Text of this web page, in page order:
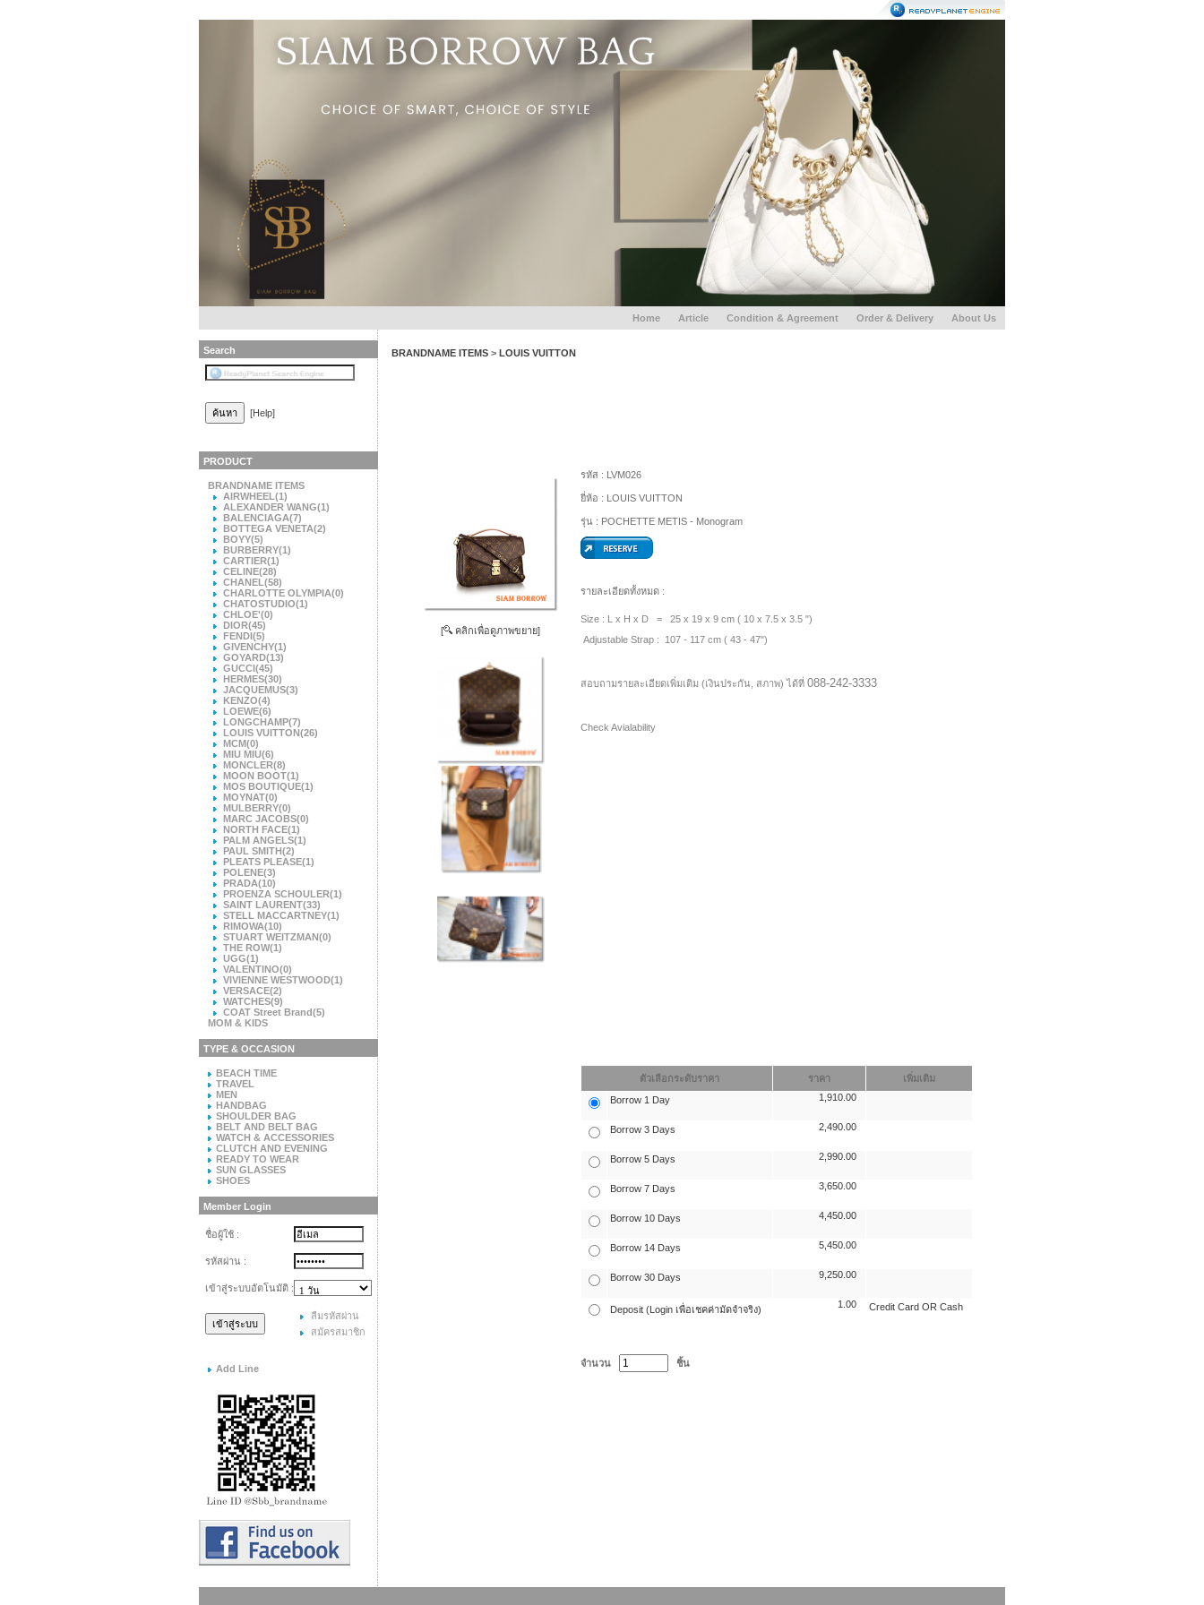
Home Article Condition & Agreement Order & Delivery About Us
Search
[Help]
PRODUCT
BRANDNAME ITEMS
AIRWHEEL (1)
ALEXANDER WANG(1)
BALENCIAGA(7)
BOTTEGA VENETA(2)
BOYY(5)
BURBERRY(1)
CARTIER(1)
CELINE(28)
CHANEL (58)
CHARLOTTE OLYMPIA(0)
CHATOSTUDIO(1)
CHLOE'(0)
DIOR(45)
FENDI(5)
GIVENCHY(1)
GOYARD(13)
GUCCI(45)
HERMES(30)
JACQUEMUS(3)
KENZO(4)
LOEWE(6)
LONGCHAMP(7)
LOUIS VUITTON(26)
MCM(0)
MIU MIU(6)
MONCLER(8)
MOON BOOT(1)
MOS BOUTIQUE(1)
MOYNAT(0)
MULBERRY(0)
MARC JACOBS(0)
NORTH FACE(1)
PALM ANGELS(1)
PAUL SMITH(2)
PLEATS PLEASE(1)
POLENE(3)
PRADA(10)
PROENZA SCHOULER(1)
SAINT LAURENT(33)
STELL MACCARTNEY(1)
RIMOWA(10)
STUART WEITZMAN(0)
THE ROW(1)
UGG(1)
VALENTINO(0)
VIVIENNE WESTWOOD(1)
VERSACE(2)
WATCHES(9)
COAT Street Brand(5)
MOM & KIDS
TYPE & OCCASION
BEACH TIME
TRAVEL
MEN
HANDBAG
SHOULDER BAG
BELT AND BELT BAG
WATCH & ACCESSORIES
CLUTCH AND EVENING
READY TO WEAR
SUN GLASSES
SHOES
Member Login
ชื่อผู้ใช้ :
รหัสผ่าน :
เข้าสู่ระบบอัตโนมัติ :
ลืมรหัสผ่าน
สมัครสมาชิก
Add Line
BRANDNAME ITEMS >LOUIS VUITTON
[ คลิกเพื่อดูภาพขยาย]
รหัส : LVM026
ยี่ห้อ : LOUIS VUITTON
รุ่น : POCHETTE METIS - Monogram
รายละเอียดทั้งหมด :
Size : L x H x D = 25 x 19 x 9 cm ( 10 x 7.5 x 3.5 ")
Adjustable Strap : 107 - 117 cm ( 43 - 47")
สอบถามรายละเอียดเพิ่มเติม (เงินประกัน, สภาพ) ได้ที่088-242-3333
Check Avialability
ตัวเลือกระดับราคา ราคา
เพิ่มเติม
Borrow 1 Day
1,910.00
Borrow 3 Days 2,490.00
Borrow 5 Days 2,990.00
Borrow 7 Days 3,650.00
Borrow 10 Days 4,450.00
Borrow 14 Days 5,450.00
Borrow 30 Days 9,250.00
Deposit (Login เพื่อเชคค่ามัดจำจริง) 1.00 Credit Card OR Cash
จำนวน ชิ้น